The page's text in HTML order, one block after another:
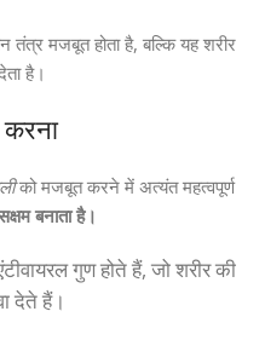
मजबूत होता है, बल्कि यह शरीर
है।
करना
को मजबूत करने में अत्यंत महत्वपूर्ण
बनाता है।
गुण होते हैं, जो शरीर की
देते हैं।